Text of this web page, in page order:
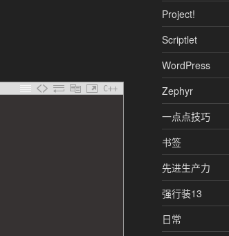
C++
Project!
Scriptlet
WordPress
Zephyr
一点点技巧
书签
先进生产力
强行装13
日常